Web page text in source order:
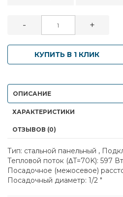
- +
КУПИТЬ В 1 КЛИК
ОПИСАНИЕ
ХАРАКТЕРИСТИКИ
ОТЗЫВОВ (0)
Тип: стальной панельный ,
Тепловой поток (ΔT=70K): 597
Посадочное (межосевое)
Посадочный диаметр: 1/2 "